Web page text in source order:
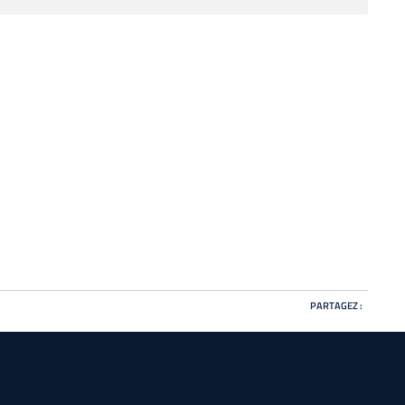
PARTAGEZ :